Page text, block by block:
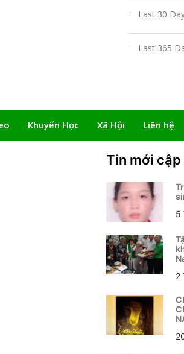
Last 30
Last 365
Khuyến Học Xã Hội Liên hệ
Tin mới cập
5
2